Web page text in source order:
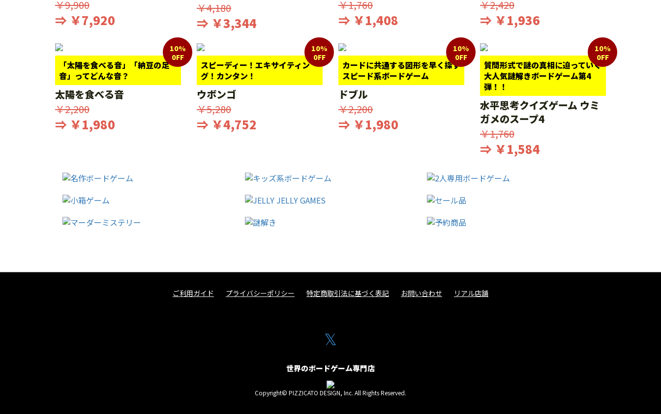
￥9,900
⇒ ￥7,920
￥4,180
⇒ ￥3,344
￥1,760
⇒ ￥1,408
￥2,420
⇒ ￥1,936
「太陽を食べる音」「納豆の足
音」ってどんな音？
10%
0FF
太陽を食べる音
￥2,200
⇒ ￥1,980
スピーディー！エキサイティン
グ！カンタン！
10%
0FF
ウボンゴ
￥5,280
⇒ ￥4,752
カードに共通する図形を早く探す
スピード系ボードゲーム
10%
0FF
ドブル
￥2,200
⇒ ￥1,980
質問形式で謎の真相に迫っていく
大人気謎解きボードゲーム第4
弾！！
10%
0FF
水平思考クイズゲーム ウミ
ガメのスープ4
￥1,760
⇒ ￥1,584
ご利用ガイド プライバシーポリシー 特定商取引法に基づく表記 お問い合わせ リアル店舗
𝕏
世界のボードゲーム専門店
Copyright© PIZZICATO DESIGN, Inc. All Rights Reserved.